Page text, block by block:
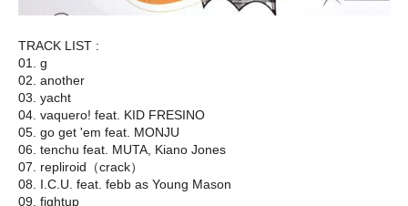
TRACK LIST :
01. g
02. another
03. yacht
04. vaquero! feat. KID FRESINO
05. go get 'em feat. MONJU
06. tenchu feat. MUTA, Kiano Jones
07. repliroid（crack）
08. I.C.U. feat. febb as Young Mason
09. fightup